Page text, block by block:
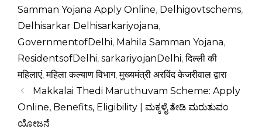
Samman Yojana Apply Online, Delhigovtschems,
Delhisarkar Delhisarkariyojana,
GovernmentofDelhi, Mahila Samman Yojana,
ResidentsofDelhi, sarkariyojanDelhi,दिल्ली की
महिलाएं,महिला कल्याण विभाग,मुख्यमंत्री अरविंद केजरीवाल द्वारा
Makkalai Thedi Maruthuvam Scheme: Apply
Online, Benefits, Eligibility | ಮಕ್ಕಳೈ ತೇಡಿ ಮರುತುವಂ
ಯೋಜನೆ